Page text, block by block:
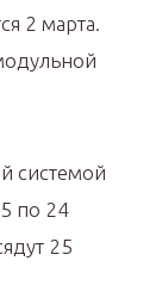
2 марта.
системой
по 24
25